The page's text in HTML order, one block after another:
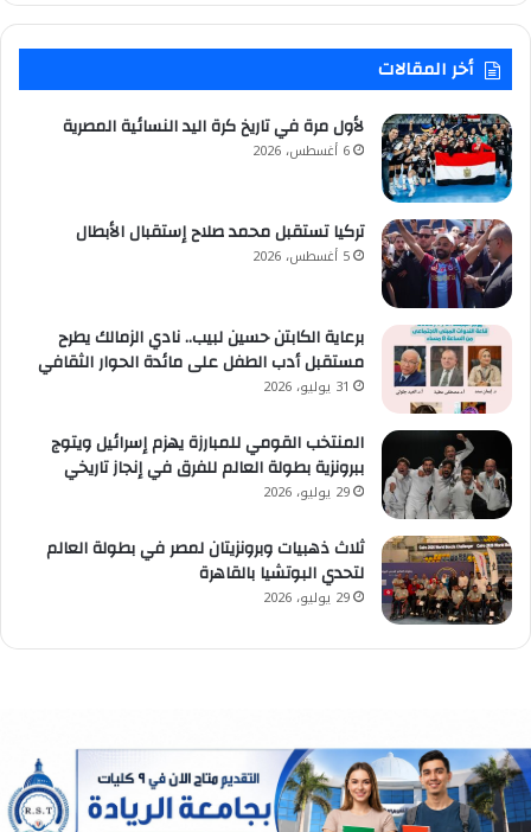
أخر المقالات
لأول مرة في تاريخ كرة اليد النسائية المصرية
6 أغسطس، 2026
تركيا تستقبل محمد صلاح إستقبال الأبطال
5 أغسطس، 2026
برعاية الكابتن حسين لبيب.. نادي الزمالك يطرح
مستقبل أدب الطفل على مائدة الحوار الثقافي
31 يوليو، 2026
المنتخب القومي للمبارزة يهزم إسرائيل ويتوج
ببرونزية بطولة العالم للفرق في إنجاز تاريخي
29 يوليو، 2026
ثلاث ذهبيات وبرونزيتان لمصر في بطولة العالم
لتحدي البوتشيا بالقاهرة
29 يوليو، 2026